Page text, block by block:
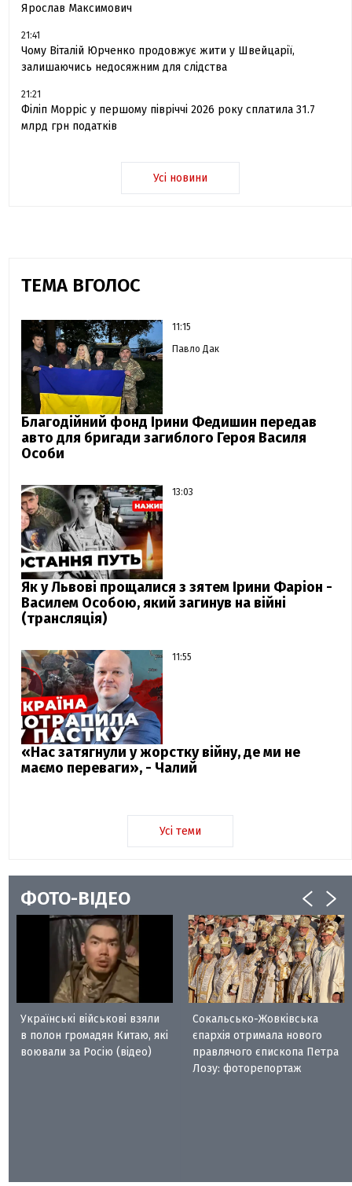
Ярослав Максимович
21:41
Чому Віталій Юрченко продовжує жити у Швейцарії,
залишаючись недосяжним для слідства
21:21
Філіп Морріс у першому півріччі 2026 року сплатила 31.7
млрд грн податків
Усі новини
ТЕМА ВГОЛОС
11:15
Павло Дак
Благодійний фонд Ірини Федишин передав
авто для бригади загиблого Героя Василя
Особи
13:03
Як у Львові прощалися з зятем Ірини Фаріон -
Василем Особою, який загинув на війні
(трансляція)
11:55
«Нас затягнули у жорстку війну, де ми не
маємо переваги», - Чалий
Усі теми
ФОТО-ВІДЕО
Українські військові взяли
в полон громадян Китаю, які
воювали за Росію (відео)
Сокальсько-Жовківська
єпархія отримала нового
правлячого єпископа Петра
Лозу: фоторепортаж